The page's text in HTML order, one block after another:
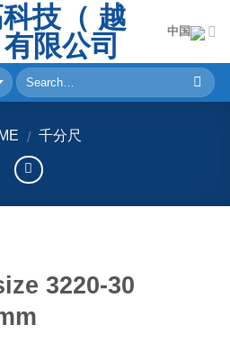
中国
/ 千分尺
3220-30